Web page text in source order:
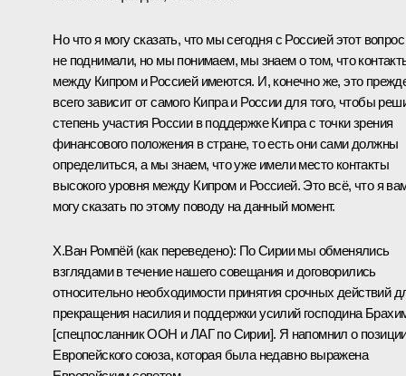
Но что я могу сказать, что мы сегодня с Россией этот вопрос
не поднимали, но мы понимаем, мы знаем о том, что
между Кипром и Россией имеются. И, конечно же, это
всего зависит от самого Кипра и России для того, чтобы
степень участия России в поддержке Кипра с точки зрения
финансового положения в стране, то есть они сами должны
определиться, а мы знаем, что уже имели место контакты
высокого уровня между Кипром и Россией. Это всё, что я
могу сказать по этому поводу на данный момент.
Х.Ван Ромпёй (как переведено): По Сирии мы обменялись
взглядами в течение нашего совещания и договорились
относительно необходимости принятия срочных действий
прекращения насилия и поддержки усилий господина
[спецпосланник ООН иЛАГпо Сирии]. Я напомнил о
Европейского союза, которая была недавно выражена